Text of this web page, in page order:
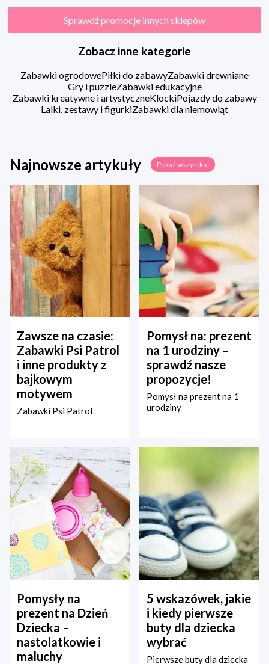
Sprawdź promocje innych sklepów
Zobacz inne kategorie
Zabawki ogrodowePiłki do zabawyZabawki drewniane
Gry i puzzleZabawki edukacyjne
Zabawki kreatywne i artystyczneKlockiPojazdy do zabawy
Lalki, zestawy i figurkiZabawki dla niemowląt
Najnowsze artykuły Pokaż wszystkie
Zawsze na czasie:
Zabawki Psi Patrol
i inne produkty z
bajkowym
motywem
Zabawki Psi Patrol
Pomysł na: prezent
na 1 urodziny –
sprawdź nasze
propozycje!
Pomysł na prezent na 1
urodziny
Pomysły na
prezent na Dzień
Dziecka –
nastolatkowie i
maluchy
5 wskazówek, jakie
i kiedy pierwsze
buty dla dziecka
wybrać
Pierwsze buty dla dziecka